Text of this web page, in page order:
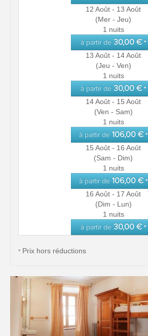
12 Août - 13 Août
(Mer - Jeu)
1 nuits
à partir de 30,00 € *
13 Août - 14 Août
(Jeu - Ven)
1 nuits
à partir de 30,00 € *
14 Août - 15 Août
(Ven - Sam)
1 nuits
à partir de 106,00 € *
15 Août - 16 Août
(Sam - Dim)
1 nuits
à partir de 106,00 € *
16 Août - 17 Août
(Dim - Lun)
1 nuits
à partir de 30,00 € *
* Prix hors réductions